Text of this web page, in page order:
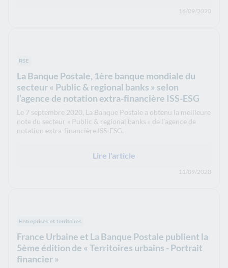
16/09/2020
RSE
La Banque Postale, 1ère banque mondiale du
secteur « Public & regional banks » selon
l’agence de notation extra-financière ISS-ESG
Le 7 septembre 2020, La Banque Postale a obtenu la meilleure
note du secteur « Public & regional banks » de l’agence de
notation extra-financière ISS-ESG.
Lire l'article
11/09/2020
Entreprises et territoires
France Urbaine et La Banque Postale publient la
5ème édition de « Territoires urbains - Portrait
financier »